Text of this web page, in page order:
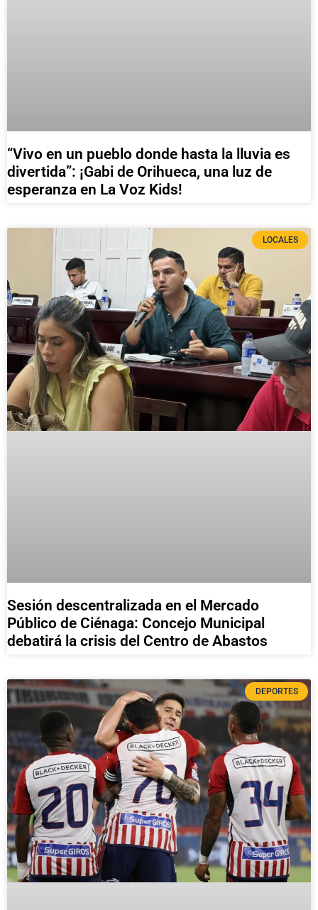
“Vivo en un pueblo donde hasta la lluvia es
divertida”: ¡Gabi de Orihueca, una luz de
esperanza en La Voz Kids!
LOCALES
Sesión descentralizada en el Mercado
Público de Ciénaga: Concejo Municipal
debatirá la crisis del Centro de Abastos
DEPORTES